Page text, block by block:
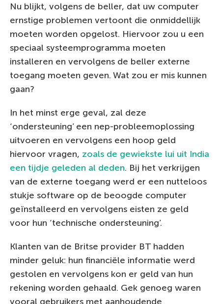
Nu blijkt, volgens de beller, dat uw computer
ernstige problemen vertoont die onmiddellijk
moeten worden opgelost. Hiervoor zou u een
speciaal systeemprogramma moeten
installeren en vervolgens de beller externe
toegang moeten geven. Wat zou er mis kunnen
gaan?
In het minst erge geval, zal deze
‘ondersteuning’ een nep-probleemoplossing
uitvoeren en vervolgens een hoop geld
hiervoor vragen, zoals de gewiekste lui uit India
een tijdje geleden al deden. Bij het verkrijgen
van de externe toegang werd er een nutteloos
stukje software op de beoogde computer
geïnstalleerd en vervolgens eisten ze geld
voor hun ‘technische ondersteuning’.
Klanten van de Britse provider BT hadden
minder geluk: hun financiële informatie werd
gestolen en vervolgens kon er geld van hun
rekening worden gehaald. Gek genoeg waren
vooral gebruikers met aanhoudende